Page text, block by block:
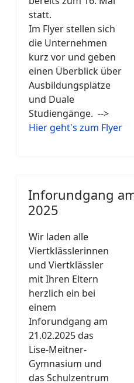
statt.
Im Flyer stellen sich
die Unternehmen
kurz vor und geben
einen Überblick über
Ausbildungsplätze
und Duale
Studiengänge. -->
Hier geht's zum Flyer
Inforundgang
2025
Wir laden alle
Viertklässlerinnen
und Viertklässler
mit Ihren Eltern
herzlich ein bei
einem
Inforundgang am
21.02.2025 das
Lise-Meitner-
Gymnasium und
das Schulzentrum